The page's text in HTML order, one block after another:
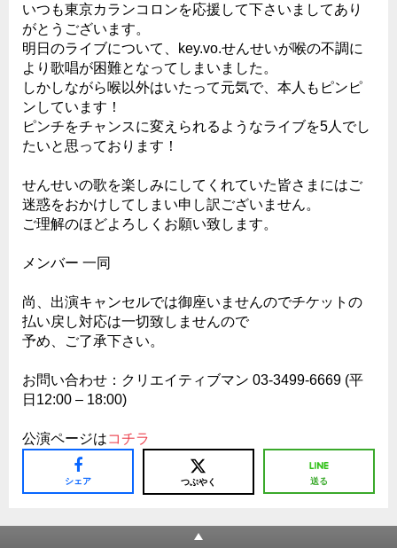
いつも東京カランコロンを応援して下さいましてあり
がとうございます。
明日のライブについて、key.vo.せんせいが喉の不調に
より歌唱が困難となってしまいました。
しかしながら喉以外はいたって元気で、本人もピンピ
ンしています！
ピンチをチャンスに変えられるようなライブを5人でし
たいと思っております！
せんせいの歌を楽しみにしてくれていた皆さまにはご
迷惑をおかけしてしまい申し訳ございません。
ご理解のほどよろしくお願い致します。
メンバー 一同
尚、出演キャンセルでは御座いませんのでチケットの
払い戻し対応は一切致しませんので
予め、ご了承下さい。
お問い合わせ：クリエイティブマン 03-3499-6669 (平
日12:00 – 18:00)
公演ページはコチラ
シェア つぶやく 送る